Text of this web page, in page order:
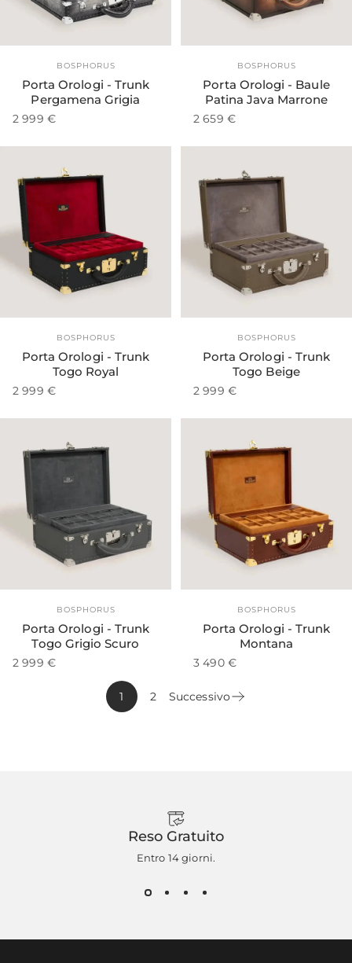
Fornitore:
BOSPHORUS
Porta Orologi - Trunk
Pergamena Grigia
2 999 €
Esaurito
Fornitore:
BOSPHORUS
Porta Orologi - Baule
Patina Java Marrone
2 659 €
Fornitore:
BOSPHORUS
Porta Orologi - Trunk
Togo Royal
2 999 €
Esaurito
Fornitore:
BOSPHORUS
Porta Orologi - Trunk
Togo Beige
2 999 €
Esaurito
Fornitore:
BOSPHORUS
Porta Orologi - Trunk
Togo Grigio Scuro
2 999 €
Fornitore:
BOSPHORUS
Porta Orologi - Trunk
Montana
3 490 €
1 2 Successivo
Reso Gratuito
Entro 14 giorni.